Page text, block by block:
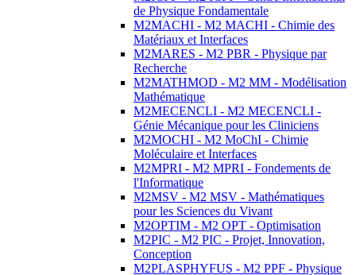
de Physique Fondamentale
M2MACHI - M2 MACHI - Chimie des
Matériaux et Interfaces
M2MARES - M2 PBR - Physique par
Recherche
M2MATHMOD - M2 MM - Modélisation
Mathématique
M2MECENCLI - M2 MECENCLI -
Génie Mécanique pour les Cliniciens
M2MOCHI - M2 MoChI - Chimie
Moléculaire et Interfaces
M2MPRI - M2 MPRI - Fondements de
l'Informatique
M2MSV - M2 MSV - Mathématiques
pour les Sciences du Vivant
M2OPTIM - M2 OPT - Optimisation
M2PIC - M2 PIC - Projet, Innovation,
Conception
M2PLASPHYFUS - M2 PPF - Physique